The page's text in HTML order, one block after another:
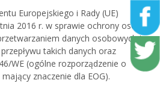
Europejskiego i Rady (UE)
2016 r. w sprawie ochrony osób
danych osobowych i
takich danych oraz
WE (ogólne rozporządzenie o
znaczenie dla EOG).